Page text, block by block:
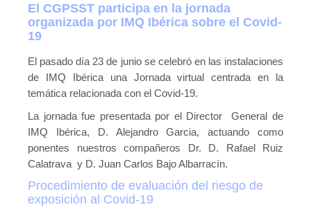
Junta directiva del CGPSST
Publicaciones
Jurisprudencia
Publicaciones de las asociaciones
Publicaciones de otros colectivos
Prevencionistas
El CGPSST participa en la jornada
organizada por IMQ Ibérica sobre el Covid-
19
El pasado día 23 de junio se celebró en las instalaciones
de IMQ Ibérica una Jornada virtual centrada en la
temática relacionada con el Covid-19.
La jornada fue presentada por el Director General de
IMQ Ibérica, D. Alejandro Garcia, actuando como
ponentes nuestros compañeros Dr. D. Rafael Ruiz
Calatrava y D. Juan Carlos Bajo Albarracín.
Procedimiento de evaluación del riesgo de
exposición al Covid-19